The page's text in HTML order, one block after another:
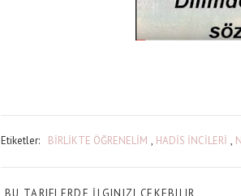
Etiketler: BİRLİKTE ÖĞRENELİM , HADİS İNCİLERİ ,
BU TARIFLERDE İLGINIZI ÇEKEBILIR